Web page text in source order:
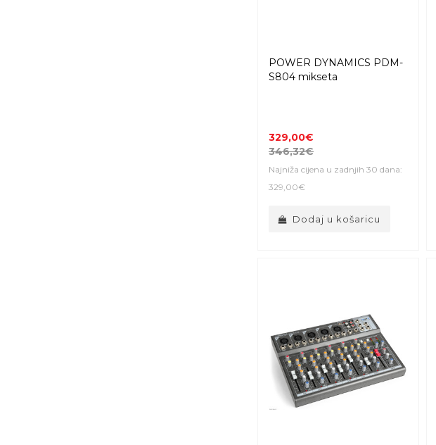
POWER DYNAMICS PDM-
S804 mikseta
329,00€
346,32€
Najniža cijena u zadnjih 30 dana:
329,00€
Dodaj u košaricu